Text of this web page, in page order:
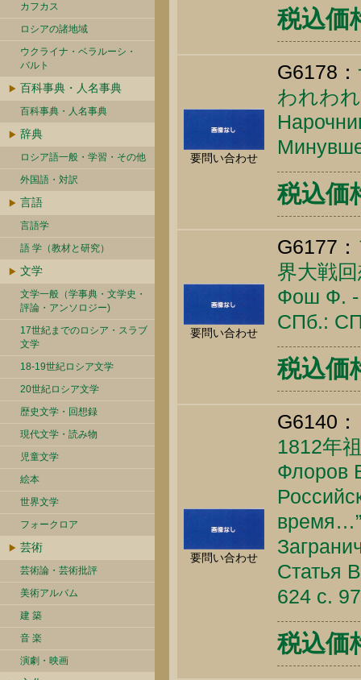
カフカス
ロシアの諸地域
ウクライナ・ベラルーシ・
バルト
百科事典・人名事典
百科事典・人名事典
辞典
ロシア語一般・学習・その他
外国語・対訳
言語
言語学
語 学（教材と研究）
文学
文学一般（学事典・文学史・
評論・アンソロジー)
17世紀までのロシア・スラブ
文学
18-19世紀ロシア文学
20世紀ロシア文学
歴史文学・回想録
現代文学・読み物
児童文学
絵本
世界文学
フォークロア
芸術
芸術論・芸術批評
美術アルバム
建 築
音 楽
演劇・映画
税込価
要問い合わせ
G6178：
われわ
税込価
要問い合わせ
G6177：
界大戦
Фош Ф. -
СПб.:
税込価
要問い合わせ
G6140：
1812年
Флоров
Статья
624 c.
税込価